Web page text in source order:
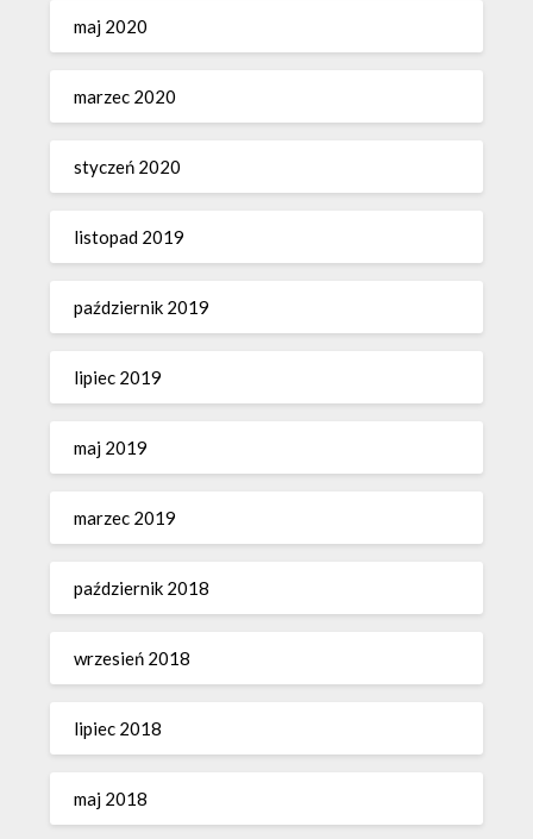
maj 2020
marzec 2020
styczeń 2020
listopad 2019
październik 2019
lipiec 2019
maj 2019
marzec 2019
październik 2018
wrzesień 2018
lipiec 2018
maj 2018